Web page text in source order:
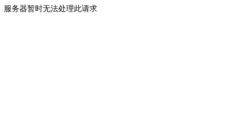
服务器暂时无法处理此请求